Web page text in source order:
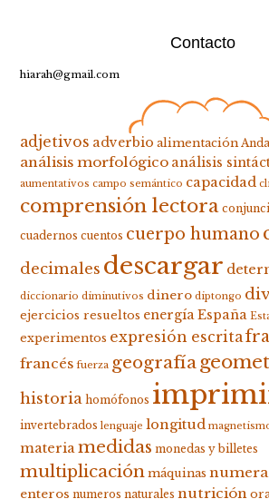
Contacto
hiarah@gmail.com
adjetivos adverbio alimentación
análisis morfológico análisis
aumentativos campo semántico capacidad
comprensión lectora
cuadernos cuentos cuerpo humano
decimales descargar
diccionario diminutivos dinero diptongo
ejercicios resueltos energíaEspaña
experimentos expresión escrita
francés fuerza geografía
historia homófonos
invertebrados lenguaje longitud
materiamedidas monedas y billetes
multiplicación máquinas
enteros numeros naturales nutrición